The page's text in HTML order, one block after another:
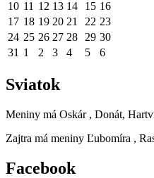
10 11 12 13 14 15 16
17 18 19 20 21 22 23
24 25 26 27 28 29 30
31 1 2 3 4 5 6
Sviatok
Meniny má Oskár , Donát,
Zajtra má meniny Ľubomíra ,
Facebook